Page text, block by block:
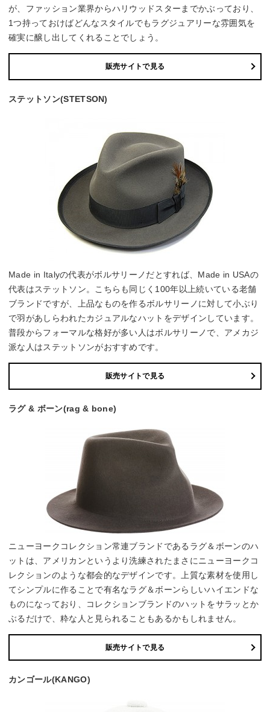
が、ファッション業界からハリウッドスターまでかぶっており、
1つ持っておけばどんなスタイルでもラグジュアリーな雰囲気を
確実に醸し出してくれることでしょう。
販売サイトで見る
ステットソン(STETSON)
Made in Italyの代表がボルサリーノだとすれば、Made in USAの
代表はステットソン。こちらも同じく100年以上続いている老舗
ブランドですが、上品なものを作るボルサリーノに対して小ぶり
で羽があしらわれたカジュアルなハットをデザインしています。
普段からフォーマルな格好が多い人はボルサリーノで、アメカジ
派な人はステットソンがおすすめです。
販売サイトで見る
ラグ & ボーン(rag & bone)
ニューヨークコレクション常連ブランドであるラグ＆ボーンのハ
ットは、アメリカンというより洗練されたまさにニューヨークコ
レクションのような都会的なデザインです。上質な素材を使用し
てシンプルに作ることで有名なラグ＆ボーンらしいハイエンドな
ものになっており、コレクションブランドのハットをサラッとか
ぶるだけで、粋な人と見られることもあるかもしれません。
販売サイトで見る
カンゴール(KANGO)